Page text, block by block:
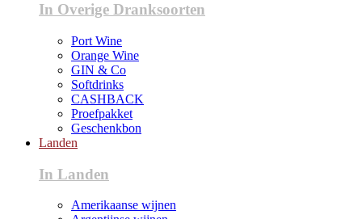
In Overige Dranksoorten
Port Wine
Orange Wine
GIN & Co
Softdrinks
CASHBACK
Proefpakket
Geschenkbon
Landen
In Landen
Amerikaanse wijnen